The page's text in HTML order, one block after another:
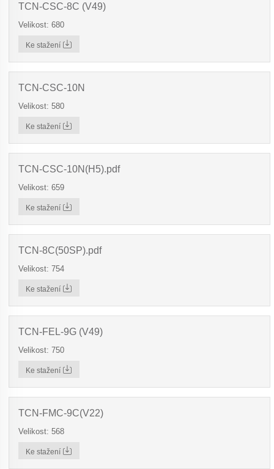
TCN-CSC-8C (V49)
Velikost: 680
Ke stažení
TCN-CSC-10N
Velikost: 580
Ke stažení
TCN-CSC-10N(H5).pdf
Velikost: 659
Ke stažení
TCN-8C(50SP).pdf
Velikost: 754
Ke stažení
TCN-FEL-9G (V49)
Velikost: 750
Ke stažení
TCN-FMC-9C(V22)
Velikost: 568
Ke stažení